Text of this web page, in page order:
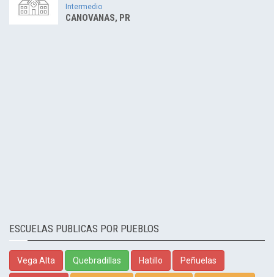
Intermedio
CANOVANAS, PR
ESCUELAS PUBLICAS POR PUEBLOS
Vega Alta Quebradillas Hatillo Peñuelas